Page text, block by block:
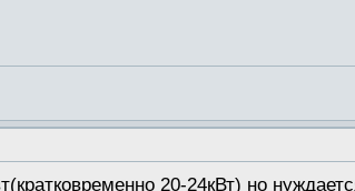
20-24кВт) но